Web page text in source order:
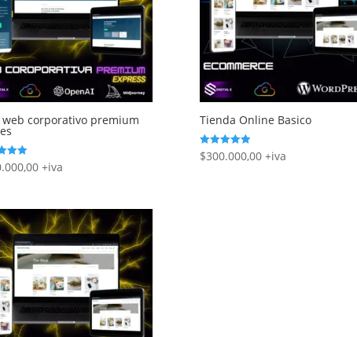
web corporativo premium
+iva
Tienda Online Basico
Rated
5.00
$300.000,00 +iva